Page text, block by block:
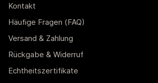
Kontakt
Häufige Fragen (FAQ)
Versand & Zahlung
Rückgabe & Widerruf
Echtheitszertifikate